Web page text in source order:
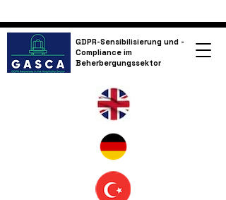
GDPR-Sensibilisierung und -
Compliance im
Beherbergungssektor